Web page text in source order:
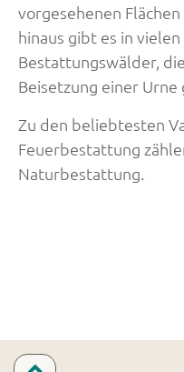
vorgesehenen
hinaus gibt es in
Bestattungswälder,
Beisetzung einer
Zu den beliebtesten
Feuerbestattung
Naturbestattung.